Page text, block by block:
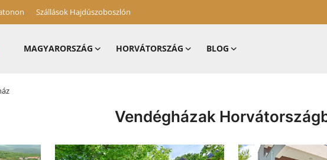
Szállások Hajdúszoboszlón
MAGYARORSZÁG HORVÁTORSZÁG BLOG
Vendégházak